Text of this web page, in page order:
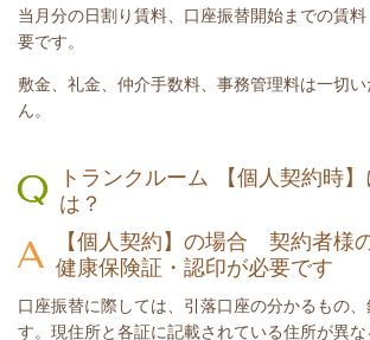
当月分の日割り賃料、口座振替開始までの賃
要です。
敷金、礼金、仲介手数料、事務管理料は一切
ん。
トランクルーム 【個人契約時
は ？
【個人契約】の場合 契約者様
健康保険証・認印が必要です
口座振替に際しては、引落口座の分かるもの
す。現住所と各証に記載されている住所が異